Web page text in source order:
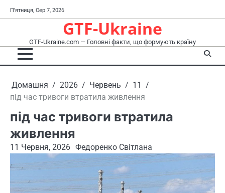
до
П’ятниця, Сер 7, 2026
GTF-Ukraine
GTF-Ukraine.com — Головні факти, що формують країну
Домашня 2026 Червень
11
під час тривоги втратила живлення
під час тривоги втратила
живлення
11 Червня, 2026 Федоренко Світлана